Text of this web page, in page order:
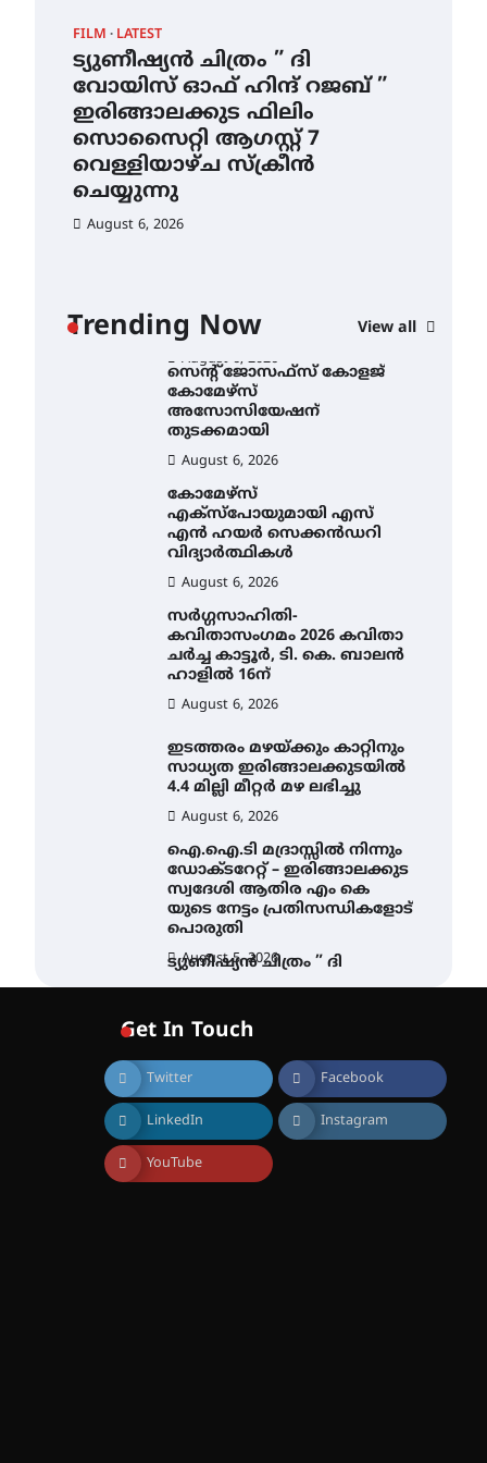
FILM LATEST
ട്യുണീഷ്യൻ ചിത്രം ” ദി
വോയിസ് ഓഫ് ഹിന്ദ് റജബ് ”
ഇരിങ്ങാലക്കുട ഫിലിം
സൊസൈറ്റി ആഗസ്റ്റ് 7
വെള്ളിയാഴ്ച സ്‌ക്രീൻ
ചെയ്യുന്നു
August 6, 2026
Trending Now View all
4.4 മില്ലി മീറ്റർ മഴ ലഭിച്ചു
August 6, 2026
ഐ.ഐ.ടി മദ്രാസ്സിൽ നിന്നും
ഡോക്ടറേറ്റ് – ഇരിങ്ങാലക്കുട
സ്വദേശി ആതിര എം കെ
യുടെ നേട്ടം പ്രതിസന്ധികളോട്
പൊരുതി
August 5, 2026
ട്യുണീഷ്യൻ ചിത്രം ” ദി
ചെയ്യുന്നു
August 6, 2026
സെന്റ് ജോസഫ്സ് കോളജ്
കോമേഴ്‌സ്
അസോസിയേഷന്
തുടക്കമായി
August 6, 2026
കോമേഴ്സ്
എക്സ്പോയുമായി എസ്
എൻ ഹയർ സെക്കൻഡറി
വിദ്യാർത്ഥികൾ
August 6, 2026
സർഗ്ഗസാഹിതി-
കവിതാസംഗമം 2026 കവിതാ
ചർച്ച കാട്ടൂർ, ടി. കെ. ബാലൻ
ഹാളിൽ 16ന്
August 6, 2026
ഇടത്തരം മഴയ്ക്കും കാറ്റിനും
സാധ്യത ഇരിങ്ങാലക്കുടയിൽ
4.4 മില്ലി മീറ്റർ മഴ ലഭിച്ചു
August 6, 2026
ഐ.ഐ.ടി മദ്രാസ്സിൽ നിന്നും
ഡോക്ടറേറ്റ് – ഇരിങ്ങാലക്കുട
സ്വദേശി ആതിര എം കെ
യുടെ നേട്ടം പ്രതിസന്ധികളോട്
പൊരുതി
August 5, 2026
ട്യുണീഷ്യൻ ചിത്രം ” ദി
സൊസൈറ്റി ആഗസ്റ്റ് 7
വെള്ളിയാഴ്ച സ്‌ക്രീൻ
ചെയ്യുന്നു
August 6, 2026
സെന്റ് ജോസഫ്സ് കോളജ്
കോമേഴ്‌സ്
അസോസിയേഷന്
തുടക്കമായി
Get In Touch
Twitter Facebook
LinkedIn Instagram
YouTube